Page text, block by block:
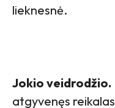
lieknesnė.
Jokio veidrodžio.
atgyvenęs